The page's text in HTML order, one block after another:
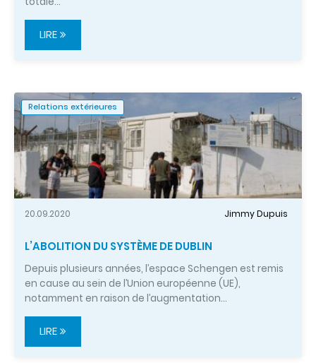
LIRE
Relations extérieures
20.09.2020 Jimmy Dupuis
L’ABOLITION DU SYSTÈME DE DUBLIN
Depuis plusieurs années, l’espace Schengen est remis
en cause au sein de l’Union européenne (UE),
notamment en raison de l’augmentation…
LIRE